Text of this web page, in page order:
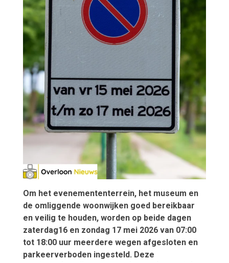
Om het evenemententerrein, het museum en
de omliggende woonwijken goed bereikbaar
en veilig te houden, worden op beide dagen
zaterdag16 en zondag 17 mei 2026 van 07:00
tot 18:00 uur meerdere wegen afgesloten en
parkeerverboden ingesteld. Deze